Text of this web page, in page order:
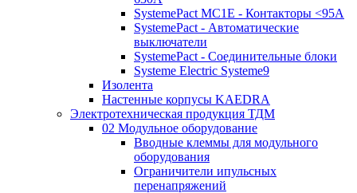
SystemePact MC1E - Контакторы <95A
SystemePact - Автоматические
выключатели
SystemePact - Соединительные блоки
Systeme Electric Systeme9
Изолента
Настенные корпусы KAEDRA
Электротехническая продукция ТДМ
02 Модульное оборудование
Вводные клеммы для модульного
оборудования
Ограничители ипульсных
перенапряжений